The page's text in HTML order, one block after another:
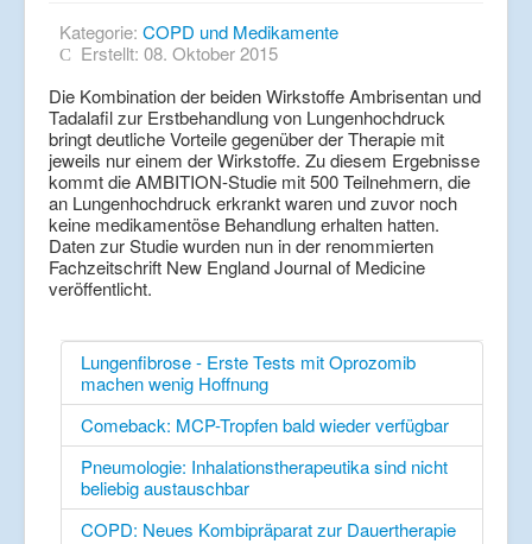
Kategorie: COPD und Medikamente
Erstellt: 08. Oktober 2015
Die Kombination der beiden Wirkstoffe Ambrisentan und
Tadalafil zur Erstbehandlung von Lungenhochdruck
bringt deutliche Vorteile gegenüber der Therapie mit
jeweils nur einem der Wirkstoffe. Zu diesem Ergebnisse
kommt die AMBITION-Studie mit 500 Teilnehmern, die
an Lungenhochdruck erkrankt waren und zuvor noch
keine medikamentöse Behandlung erhalten hatten.
Daten zur Studie wurden nun in der renommierten
Fachzeitschrift New England Journal of Medicine
veröffentlicht.
Lungenfibrose - Erste Tests mit Oprozomib
machen wenig Hoffnung
Comeback: MCP-Tropfen bald wieder verfügbar
Pneumologie: Inhalationstherapeutika sind nicht
beliebig austauschbar
COPD: Neues Kombipräparat zur Dauertherapie